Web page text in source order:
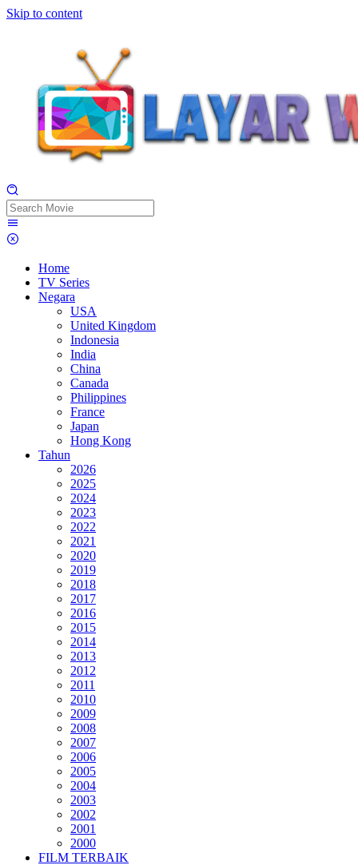
Skip to content
Home
TV Series
Negara
USA
United Kingdom
Indonesia
India
China
Canada
Philippines
France
Japan
Hong Kong
Tahun
2026
2025
2024
2023
2022
2021
2020
2019
2018
2017
2016
2015
2014
2013
2012
2011
2010
2009
2008
2007
2006
2005
2004
2003
2002
2001
2000
FILM TERBAIK